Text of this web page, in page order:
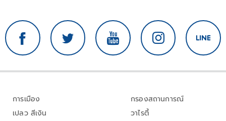
การเมือง
เปลว สีเงิน
กรองสถานการณ์
วาไรตี้